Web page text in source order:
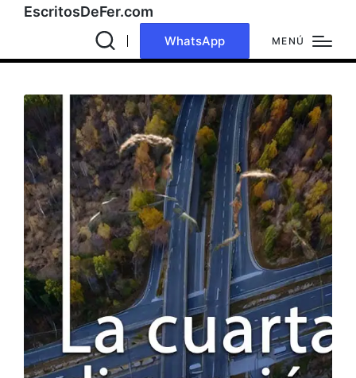
EscritosDeFer.com
WhatsApp MENÚ